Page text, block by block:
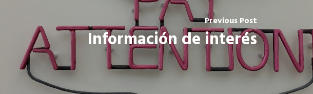
Previous Post
Información de interés